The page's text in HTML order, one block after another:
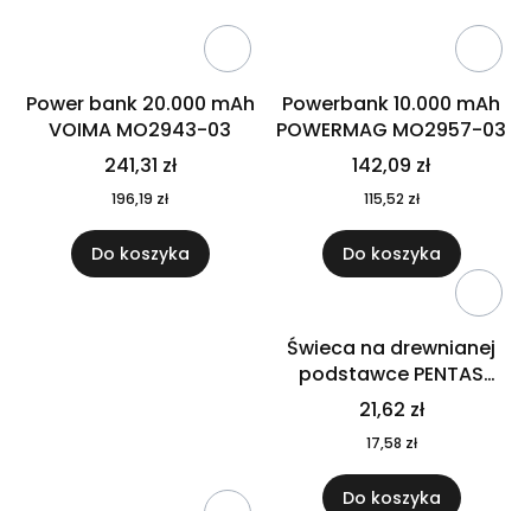
Power bank 20.000 mAh
VOIMA MO2943-03
241,31 zł
196,19 zł
Do koszyka
Powerbank 10.000 mAh
POWERMAG MO2957-03
142,09 zł
115,52 zł
Do koszyka
Świeca na drewnianej
podstawce PENTAS
MO6282-40
21,62 zł
17,58 zł
Do koszyka